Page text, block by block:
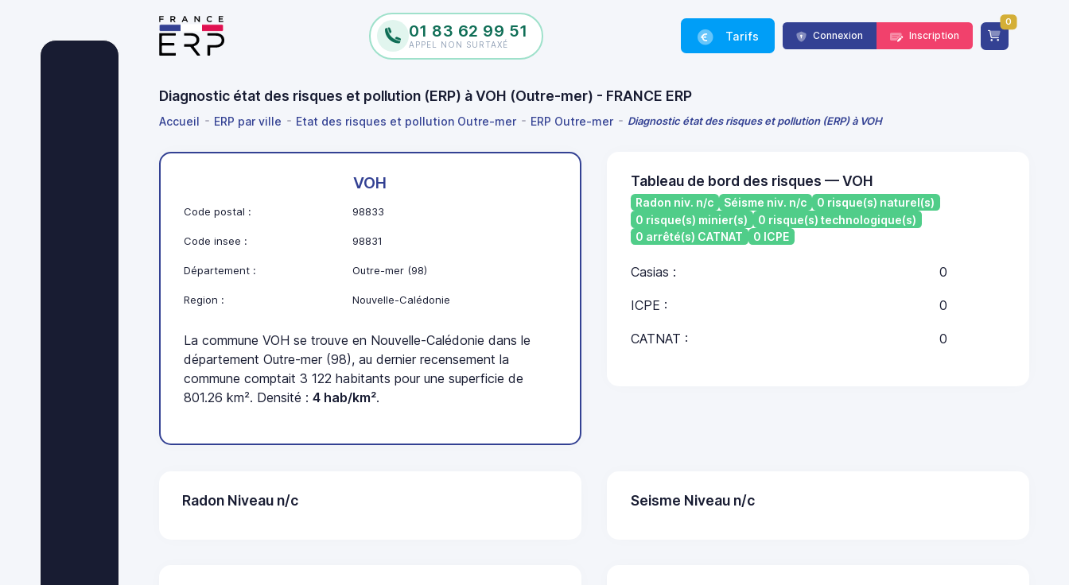
01 83 62 99 51
APPEL NON SURTAXÉ
Tarifs Connexion Inscription
0
Diagnostic état des risques et pollution (ERP) à VOH (Outre-mer) - FRANCE ERP
Accueil ERP par ville Etat des risques et pollution Outre-mer ERP Outre-mer Diagnostic état des risques et pollution (ERP) à VOH
VOH
Code postal : 98833
Code insee : 98831
Département : Outre-mer (98)
Region : Nouvelle-Calédonie
La commune VOH se trouve en Nouvelle-Calédonie dans le
département Outre-mer (98), au dernier recensement la
commune comptait 3 122 habitants pour une superficie de
801.26 km². Densité :4 hab/km².
Tableau de bord des risques — VOH
Radon niv. n/c Séisme niv. n/c
0 risque(s) naturel(s)
0 risque(s) minier(s)
0 risque(s) technologique(s)
0 arrêté(s) CATNAT
0 ICPE
Casias : 0
ICPE : 0
CATNAT : 0
Radon Niveau n/c Seisme Niveau n/c